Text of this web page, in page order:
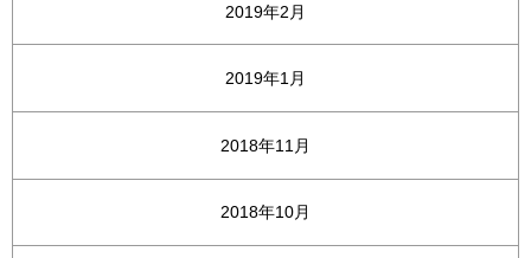
2019年2月
2019年1月
2018年11月
2018年10月